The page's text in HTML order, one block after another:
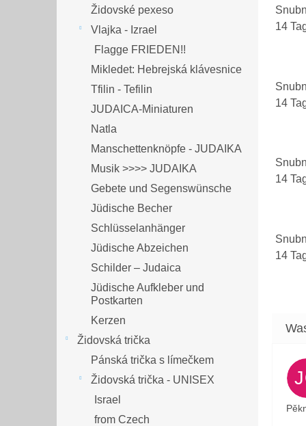
Židovské pexeso
Vlajka - Izrael
Flagge FRIEDEN!!
Mikledet: Hebrejská klávesnice
Tfilin - Tefilin
JUDAICA-Miniaturen
Natla
Manschettenknöpfe - JUDAIKA
Musik >>>> JUDAIKA
Gebete und Segenswünsche
Jüdische Becher
Schlüsselanhänger
Jüdische Abzeichen
Schilder – Judaica
Jüdische Aufkleber und
Postkarten
Kerzen
Židovská trička
Pánská trička s límečkem
Židovská trička - UNISEX
Israel
from Czech
14
14
14
14